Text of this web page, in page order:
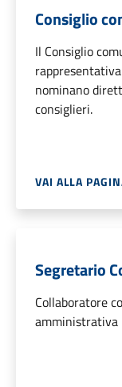
Consiglio
Il Consiglio
nominano
consiglieri.
VAI ALLA
Segretario
Collaboratore
amministrativa